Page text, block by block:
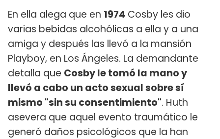
En ella alega que en 1974 Cosby les dio
varias bebidas alcohólicas a ella y a una
amiga y después las llevó a la mansión
Playboy, en Los Ángeles. La demandante
detalla que Cosby le tomó la mano y
llevó a cabo un acto sexual sobre sí
mismo "sin su consentimiento". Huth
asevera que aquel evento traumático le
generó daños psicológicos que la han